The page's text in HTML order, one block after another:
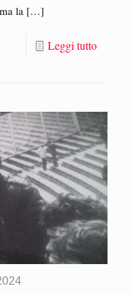
la […]
Leggi tutto